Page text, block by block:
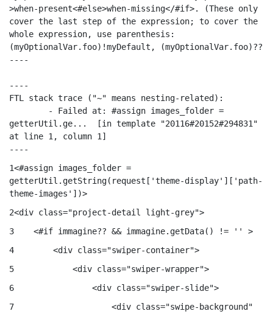
>when-present<#else>when-missing</#if>. (These only
cover the last step of the expression; to cover the
whole expression, use parenthesis:
(myOptionalVar.foo)!myDefault, (myOptionalVar.foo)??
----
----
FTL stack trace ("~" means nesting-related):
getterUtil.ge...  [in template "20116#20152#294831"
at line 1, column 1]
----
1<#assign images_folder =
getterUtil.getString(request['theme-display']['path-
theme-images'])>
2<div class="project-detail light-grey">
3
    <#if immagine?? && immagine.getData() != '' >
4
        <div class="swiper-container">
5
            <div class="swiper-wrapper">
6
                <div class="swiper-slide">
7
                    <div class="swipe-background"